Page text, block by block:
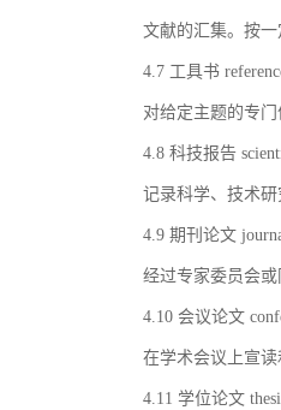
文献的汇集。按
4.7 工具书
对给定主题的专
4.8 科技报告
记录科学、技术
4.9 期刊论文
经过专家委员会
4.10 会议论文
在学术会议上宣
4.11 学位论文